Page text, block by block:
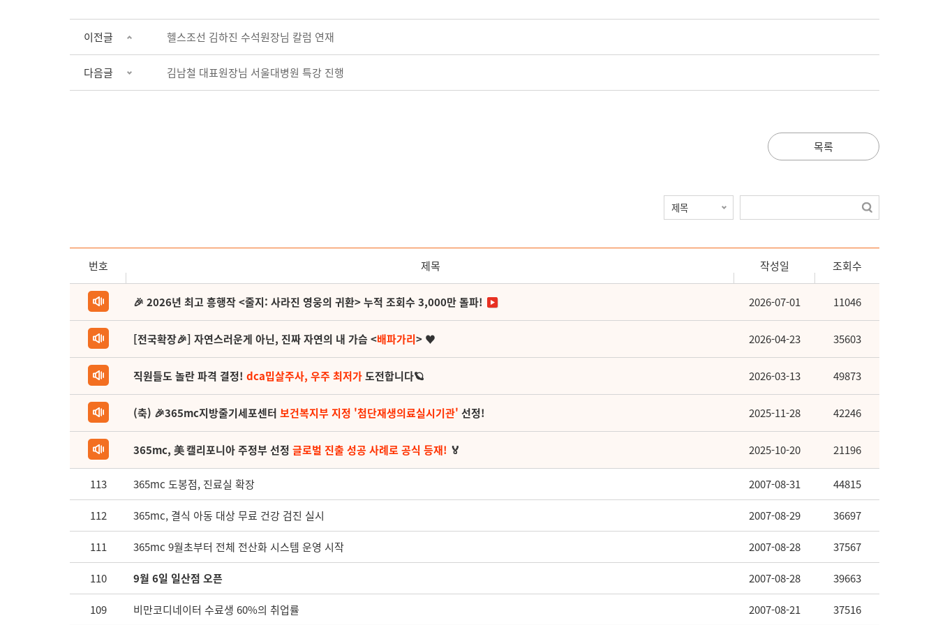
이전글 헬스조선 김하진 수석원장님 칼럼 연재
다음글 김남철 대표원장님 서울대병원 특강 진행
목록
번호 제목 작성일 조회수
🎉 2026년 최고 흥행작 <줄지: 사라진 영웅의 귀환> 누적 조회수 3,000만 돌파! 2026-07-01 11046
[전국확장🎉] 자연스러운게 아닌, 진짜 자연의 내 가슴 <배파가리> ♥ 2026-04-23 35603
직원들도 놀란 파격 결정! dca밉살주사, 우주 최저가도전합니다🪐 2026-03-13 49873
(축) 🎉365mc지방줄기세포센터 보건복지부 지정 '첨단재생의료실시기관' 선정! 2025-11-28 42246
365mc, 美 캘리포니아 주정부 선정 글로벌 진출 성공 사례로 공식 등재! 🏅 2025-10-20 21196
113 365mc 도봉점, 진료실 확장 2007-08-31 44815
112 365mc, 결식 아동 대상 무료 건강 검진 실시 2007-08-29 36697
111 365mc 9월초부터 전체 전산화 시스템 운영 시작 2007-08-28 37567
110 9월 6일 일산점 오픈 2007-08-28 39663
109 비만코디네이터 수료생 60%의 취업률 2007-08-21 37516